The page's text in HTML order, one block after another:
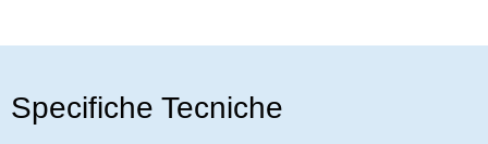
Specifiche Tecniche